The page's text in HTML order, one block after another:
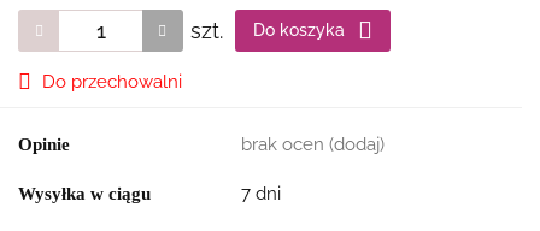
szt. Do koszyka
Do przechowalni
Opinie brak ocen (dodaj)
Wysyłka w ciągu 7 dni